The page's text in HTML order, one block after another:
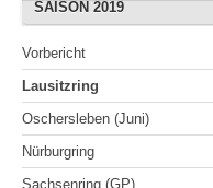
SAISON 2019
Vorbericht
Lausitzring
Oschersleben (Juni)
Nürburgring
Sachsenring (GP)